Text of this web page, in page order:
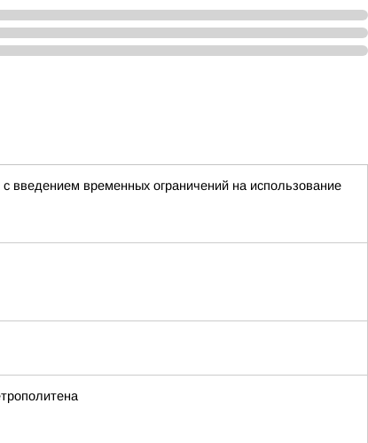
введением временных ограничений на использование